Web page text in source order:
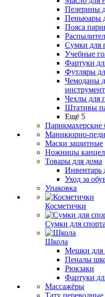
Пелерины
Пеньюары
Пояса
Сумки для
Учебные
Фартуки
Футляры
Чемоданы
Чехлы для
Штативы
Ещё 5
Парикмахерские
Маникюрно-
Маски защитные
Ножницы
Товары для дома
Инвентарь
Уход за
Упаковка
Косметички
Сумки для
Школа
Мешки для
Пеналы
Рюкзаки
Фартуки
Массажёры
Тату переводные